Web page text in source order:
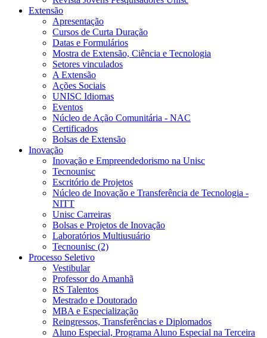
Extensão
Apresentação
Cursos de Curta Duração
Datas e Formulários
Mostra de Extensão, Ciência e Tecnologia
Setores vinculados
A Extensão
Ações Sociais
UNISC Idiomas
Eventos
Núcleo de Ação Comunitária - NAC
Certificados
Bolsas de Extensão
Inovação
Inovação e Empreendedorismo na Unisc
Tecnounisc
Escritório de Projetos
Núcleo de Inovação e Transferência de Tecnologia -
NITT
Unisc Carreiras
Bolsas e Projetos de Inovação
Laboratórios Multiusuário
Tecnounisc (2)
Processo Seletivo
Vestibular
Professor do Amanhã
RS Talentos
Mestrado e Doutorado
MBA e Especialização
Reingressos, Transferências e Diplomados
Aluno Especial, Programa Aluno Especial na Terceira